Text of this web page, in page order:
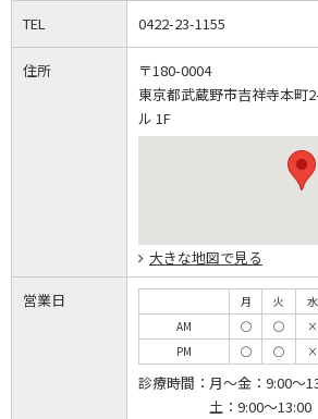
TEL 0422-23-1155
住所
〒180-0004
東京都武蔵野市吉祥寺本町
ル 1F
大きな地図で見る
営業日 月 火 水
AM
◯ ◯ ×
PM
◯ ◯ ×
診療時間： 月～金：9:00～
土：9:00～13:00